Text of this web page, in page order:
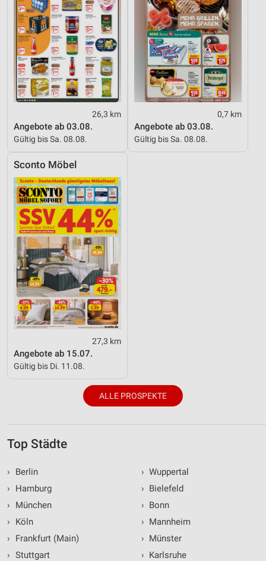
26,3 km
Angebote ab 03.08.
Gültig bis Sa. 08.08.
0,7 km
Angebote ab 03.08.
Gültig bis Sa. 08.08.
Sconto Möbel
27,3 km
Angebote ab 15.07.
Gültig bis Di. 11.08.
ALLE PROSPEKTE
Top Städte
›
Berlin
›
Hamburg
›
München
›
Köln
›
Frankfurt (Main)
› Stuttgart
› Wuppertal
› Bielefeld
› Bonn
› Mannheim
› Münster
› Karlsruhe